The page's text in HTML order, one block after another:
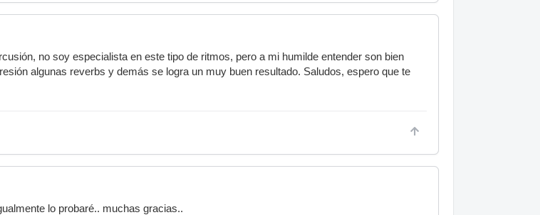
no soy especialista en este tipo de ritmos, pero a mi humilde entender son bien
algunas reverbs y demás se logra un muy buen resultado. Saludos, espero que te
lo probaré.. muchas gracias..